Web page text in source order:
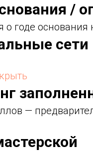
/
годе основания
сети
—